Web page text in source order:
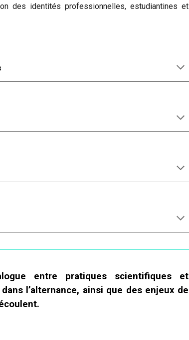
des identités professionnelles, estudiantines et
entre pratiques scientifiques et
l’alternance, ainsi que des enjeux de